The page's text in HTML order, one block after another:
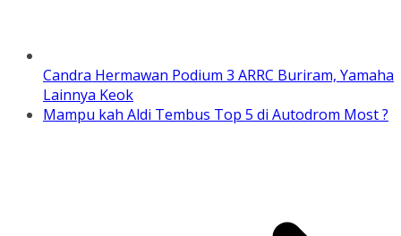
Candra Hermawan Podium 3 ARRC Buriram, Yamaha
Lainnya Keok
Mampu kah Aldi Tembus Top 5 di Autodrom Most ?